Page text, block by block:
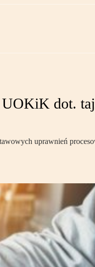
UOKiK dot.
uprawnień